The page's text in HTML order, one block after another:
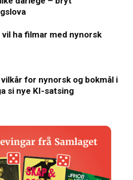
ha filmar med nynorsk
for nynorsk og bokmål i
si nye KI-satsing